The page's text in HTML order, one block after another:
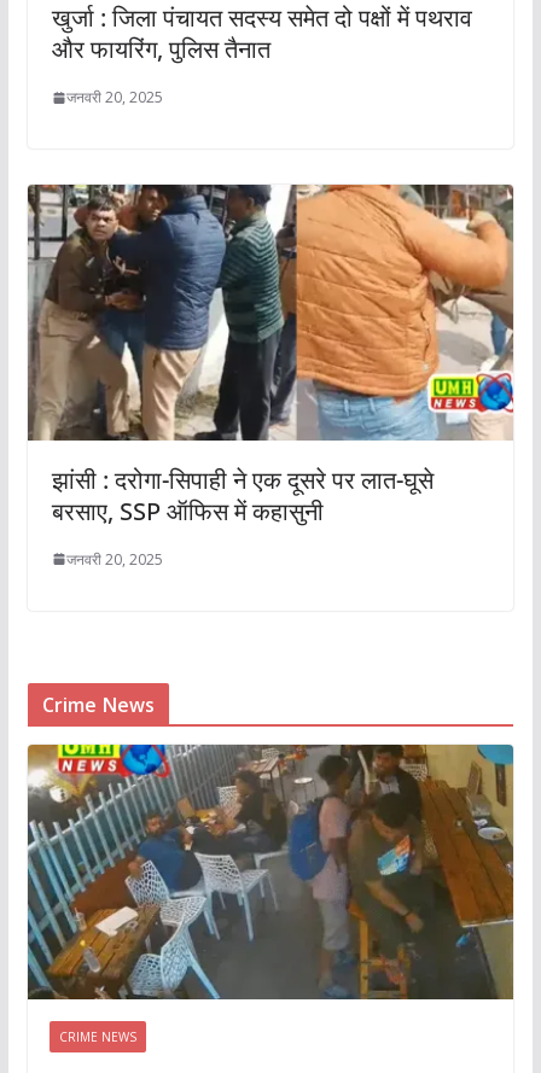
खुर्जा : जिला पंचायत सदस्य समेत दो पक्षों में पथराव
और फायरिंग, पुलिस तैनात
जनवरी 20, 2025
झांसी : दरोगा-सिपाही ने एक दूसरे पर लात-घूसे
बरसाए, SSP ऑफिस में कहासुनी
जनवरी 20, 2025
Crime News
CRIME NEWS